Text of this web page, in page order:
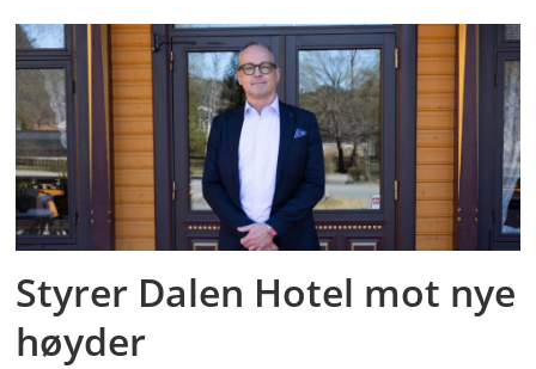
Styrer Dalen Hotel mot nye
høyder